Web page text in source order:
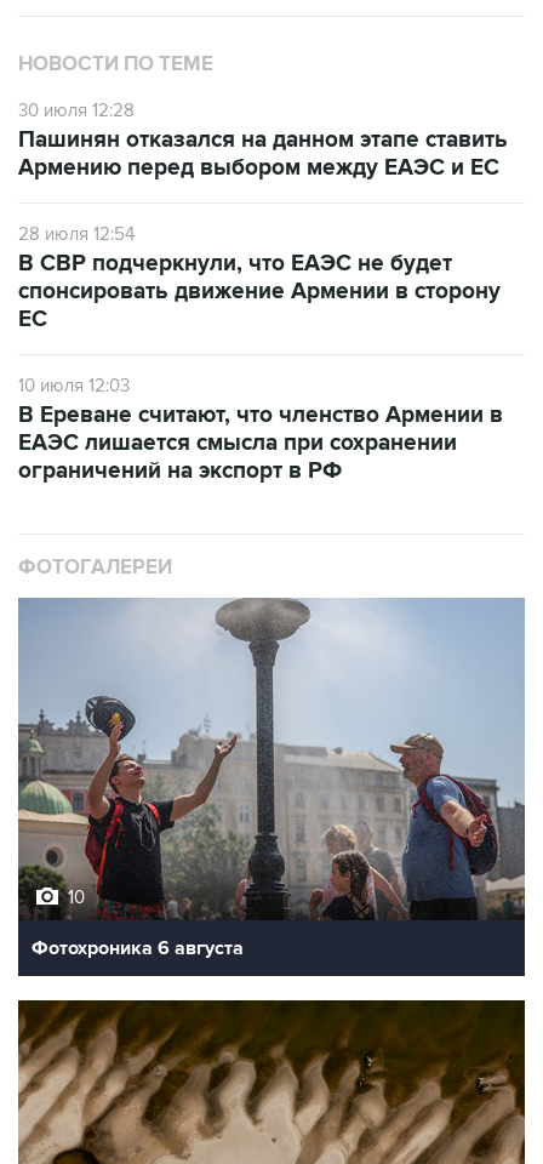
НОВОСТИ ПО ТЕМЕ
30 июля 12:28
Армению перед выбором между ЕАЭС и ЕС
28 июля 12:54
спонсировать движение Армении в сторону
ЕС
ЕАЭС лишается смысла при сохранении
ограничений на экспорт в РФ
Фотохроника 6 августа